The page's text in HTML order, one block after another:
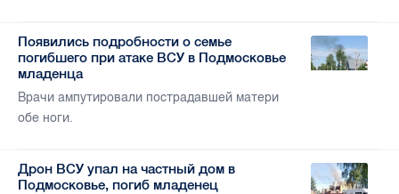
Появились подробности о семье
погибшего при атаке ВСУ в Подмосковье
младенца
Врачи ампутировали пострадавшей матери
обе ноги.
Дрон ВСУ упал на частный дом в
Подмосковье, погиб младенец